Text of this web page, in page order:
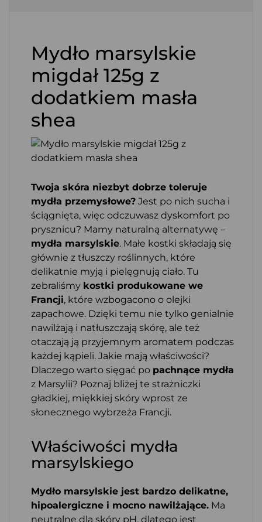
Mydło marsylskie
migdał 125g z
dodatkiem masła
shea
Twoja skóra niezbyt dobrze toleruje
mydła przemysłowe? Jest po nich sucha i
ściągnięta, więc odczuwasz dyskomfort po
prysznicu? Mamy naturalną alternatywę –
mydła marsylskie. Małe kostki składają się
głównie z tłuszczy roślinnych, które
delikatnie myją i pielęgnują ciało. Tu
zebraliśmy kostki produkowane we
Francji, które wzbogacono o olejki
zapachowe. Dzięki temu nie tylko genialnie
nawilżają i natłuszczają skórę, ale też
otaczają ją przyjemnym aromatem podczas
każdej kąpieli. Jakie mają właściwości?
Dlaczego warto sięgać po pachnące mydła
z Marsylii? Poznaj bliżej te strażniczki
gładkiej, miękkiej skóry wprost ze
słonecznego wybrzeża Francji.
Właściwości mydła
marsylskiego
Mydło marsylskie jest bardzo delikatne,
hipoalergiczne i mocno nawilżające. Ma
neutralne dla skóry pH, dlatego jest